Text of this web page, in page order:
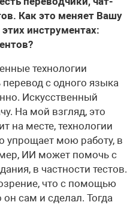
Как это меняет Вашу
инструментах:
технологии
с одного языка
Искусственный
На мой взгляд, это
на месте, технологии
упрощает мою работу, в
ИИ может помочь с
в частности тестов.
что с помощью
сам и сделал. Тогда